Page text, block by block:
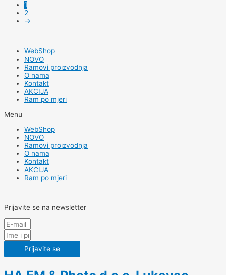
1
2
→
WebShop
NOVO
Ramovi proizvodnja
O nama
Kontakt
AKCIJA
Ram po mjeri
Menu
WebShop
NOVO
Ramovi proizvodnja
O nama
Kontakt
AKCIJA
Ram po mjeri
Prijavite se na newsletter
Prijavite se